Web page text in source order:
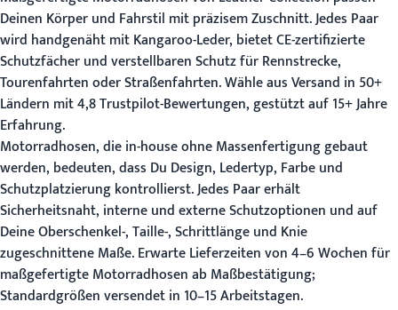
Deinen Körper und Fahrstil mit präzisem Zuschnitt. Jedes Paar
wird handgenäht mit Kangaroo-Leder, bietet CE-zertifizierte
Schutzfächer und verstellbaren Schutz für Rennstrecke,
Tourenfahrten oder Straßenfahrten. Wähle aus Versand in 50+
Ländern mit 4,8 Trustpilot-Bewertungen, gestützt auf 15+ Jahre
Erfahrung.
Motorradhosen, die in-house ohne Massenfertigung gebaut
werden, bedeuten, dass Du Design, Ledertyp, Farbe und
Schutzplatzierung kontrollierst. Jedes Paar erhält
Sicherheitsnaht, interne und externe Schutzoptionen und auf
Deine Oberschenkel-, Taille-, Schrittlänge und Knie
zugeschnittene Maße. Erwarte Lieferzeiten von 4–6 Wochen für
maßgefertigte Motorradhosen ab Maßbestätigung;
Standardgrößen versendet in 10–15 Arbeitstagen.